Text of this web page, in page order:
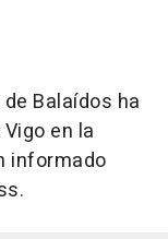
Balaídos ha
en la
informado